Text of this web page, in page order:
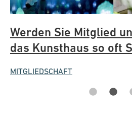
Werden Sie Mitglied
das Kunsthaus so oft
MITGLIEDSCHAFT